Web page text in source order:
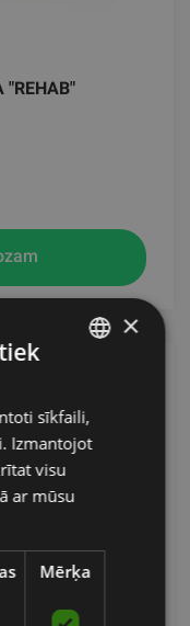
"REHAB"
ENGLISH
RUSSIAN
×
sīkfaili,
Izmantojot
visu
ar mūsu
Mērķa